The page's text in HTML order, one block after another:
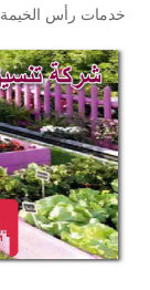
خدمات رأس الخيمة